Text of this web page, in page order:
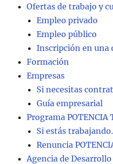
Ofertas de trabajo y
Empleo privado
Empleo público
Inscripción en una
Formación
Empresas
Si necesitas
Guía empresarial
Programa POTENCIA
Si estás
Renuncia
Agencia de Desarrollo